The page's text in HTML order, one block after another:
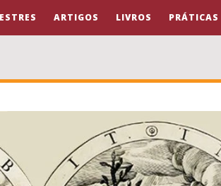
ARTIGOS LIVROS PRÁTICAS